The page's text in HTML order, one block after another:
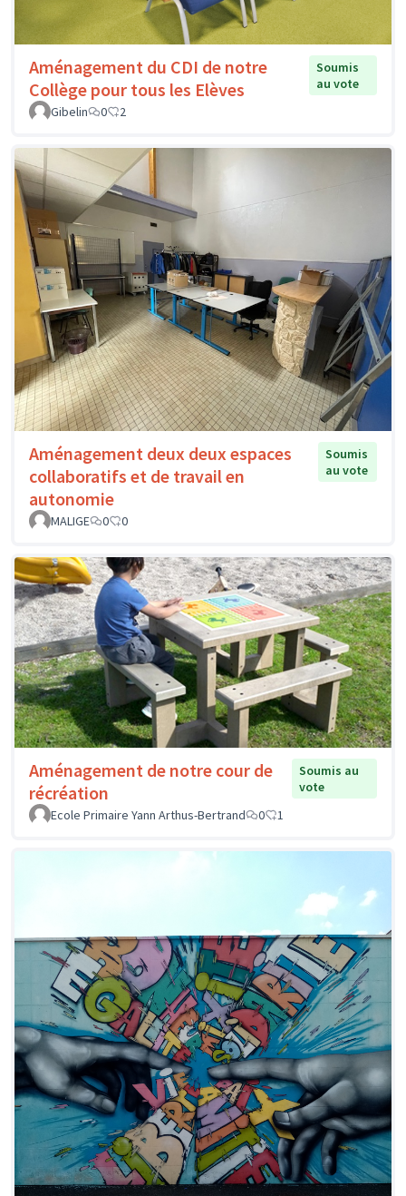
Aménagement du CDI de notre
Collège pour tous les Elèves
Soumis
au vote
Gibelin
0 2
Aménagement deux deux espaces
collaboratifs et de travail en
autonomie
Soumis
au vote
MALIGE 0 0
Aménagement de notre cour de
récréation
Soumis au
vote
Ecole Primaire Yann Arthus-Bertrand
0 1